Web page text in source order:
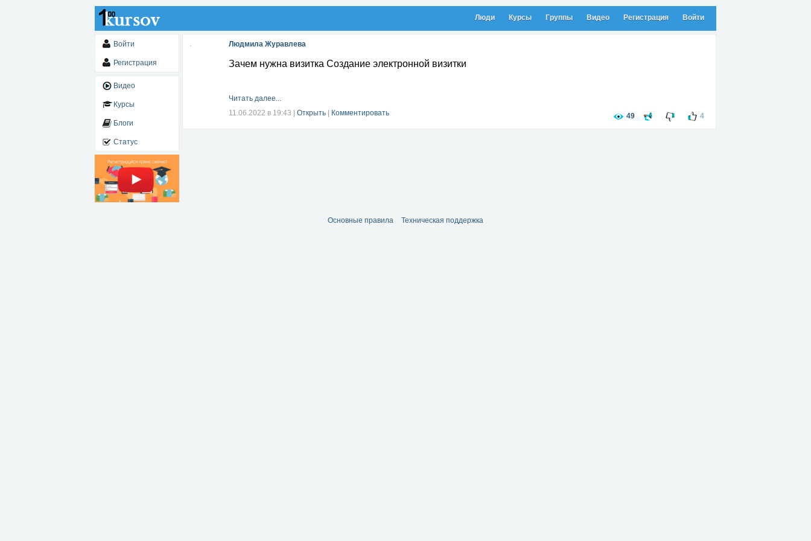
Люди Курсы Группы Видео Регистрация Войти
Войти
Регистрация
Видео
Курсы
Блоги
Статус
Людмила Журавлева
Зачем нужна визитка Создание электронной визитки
Читать далее...
11.06.2022 в 19:43
Открыть Комментировать 49 4
Основные правила Техническая поддержка